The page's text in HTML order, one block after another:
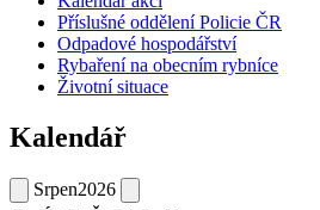
Příslušné oddělení Policie ČR
Odpadové hospodářství
Rybaření na obecním rybníce
Životní situace
Kalendář
Srpen2026